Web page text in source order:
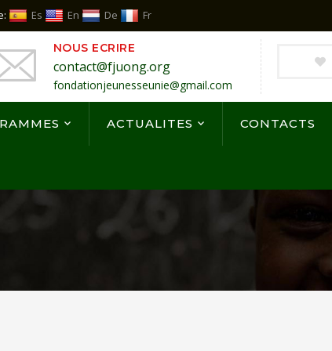
Es En De Fr
NOUS ECRIRE
contact@fjuong.org
fondationjeunesseunie@gmail.com
ACTUALITES CONTACTS